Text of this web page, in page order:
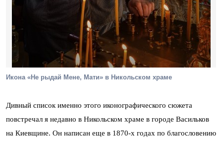
Икона «Не рыдай Мене, Мати» в Никольском храме
Дивный список именно этого иконографического сюжета
повстречал я недавно в Никольском храме в городе Васильков
на Киевщине. Он написан еще в 1870-х годах по благословению